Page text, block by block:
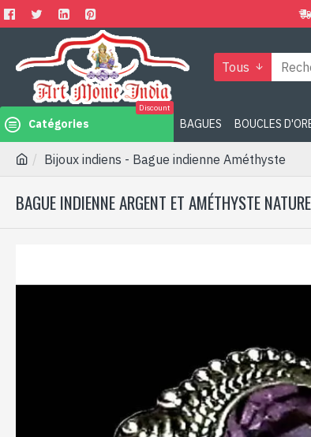
Tous
Catégories
Discount
BAGUES BOUCLES
Bijoux indiens - Bague indienne Améthyste
BAGUE INDIENNE ARGENT ET AMÉTHYSTE